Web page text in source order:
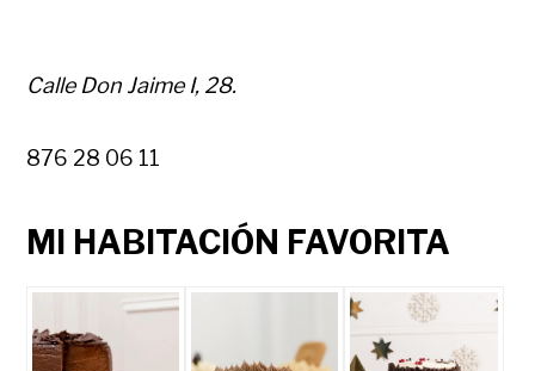
Calle Don Jaime I, 28.
876 28 06 11
MI HABITACIÓN FAVORITA